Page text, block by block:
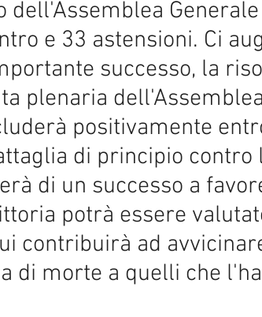
dell'Assemblea
e 33 astensioni. Ci
successo, la
plenaria
positivamente
di principio contro
di un successo a
potrà essere
contribuirà ad
di morte a quelli che